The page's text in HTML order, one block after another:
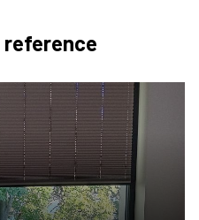
reference